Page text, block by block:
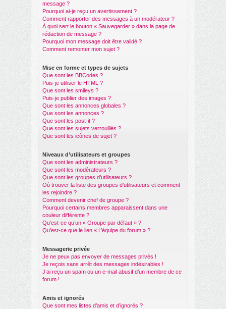
message ?
Pourquoi ai-je reçu un avertissement ?
Comment rapporter des messages à un modérateur ?
À quoi sert le bouton « Sauvegarder » dans la page de
rédaction de message ?
Pourquoi mon message doit être validé ?
Comment remonter mon sujet ?
Mise en forme et types de sujets
Que sont les BBCodes ?
Puis-je utiliser le HTML ?
Que sont les smileys ?
Puis-je publier des images ?
Que sont les annonces globales ?
Que sont les annonces ?
Que sont les post-it ?
Que sont les sujets verrouillés ?
Que sont les icônes de sujet ?
Niveaux d’utilisateurs et groupes
Que sont les administrateurs ?
Que sont les modérateurs ?
Que sont les groupes d’utilisateurs ?
Où trouver la liste des groupes d’utilisateurs et comment
les rejoindre ?
Comment devenir chef de groupe ?
Pourquoi certains membres apparaissent dans une
couleur différente ?
Qu’est-ce qu’un « Groupe par défaut » ?
Qu’est-ce que le lien « L’équipe du forum » ?
Messagerie privée
Je ne peux pas envoyer de messages privés !
Je reçois sans arrêt des messages indésirables !
J’ai reçu un spam ou un e-mail abusif d’un membre de ce
forum !
Amis et ignorés
Que sont mes listes d’amis et d’ignorés ?